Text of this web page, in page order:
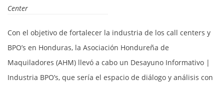
Center
Con el objetivo de fortalecer la industria de los call centers y
BPO’s en Honduras, la Asociación Hondureña de
Maquiladores (AHM) llevó a cabo un Desayuno Informativo |
Industria BPO’s, que sería el espacio de diálogo y análisis con